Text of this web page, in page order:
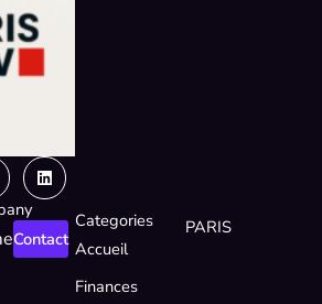
Linkedin
Contact
Categories
Accueil
Finances
PARIS